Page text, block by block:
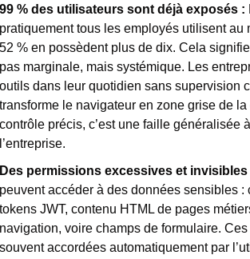
99 % des utilisateurs sont déjà exposés :
pratiquement tous les employés utilisent au
52 % en possèdent plus de dix. Cela
pas marginale, mais systémique. Les
outils dans leur quotidien sans supervision
transforme le navigateur en zone grise de
contrôle précis, c’est une faille généralisée
l’entreprise.
Des permissions excessives et invisibles
peuvent accéder à des données sensibles :
tokens JWT, contenu HTML de pages
navigation, voire champs de formulaire.
souvent accordées automatiquement par